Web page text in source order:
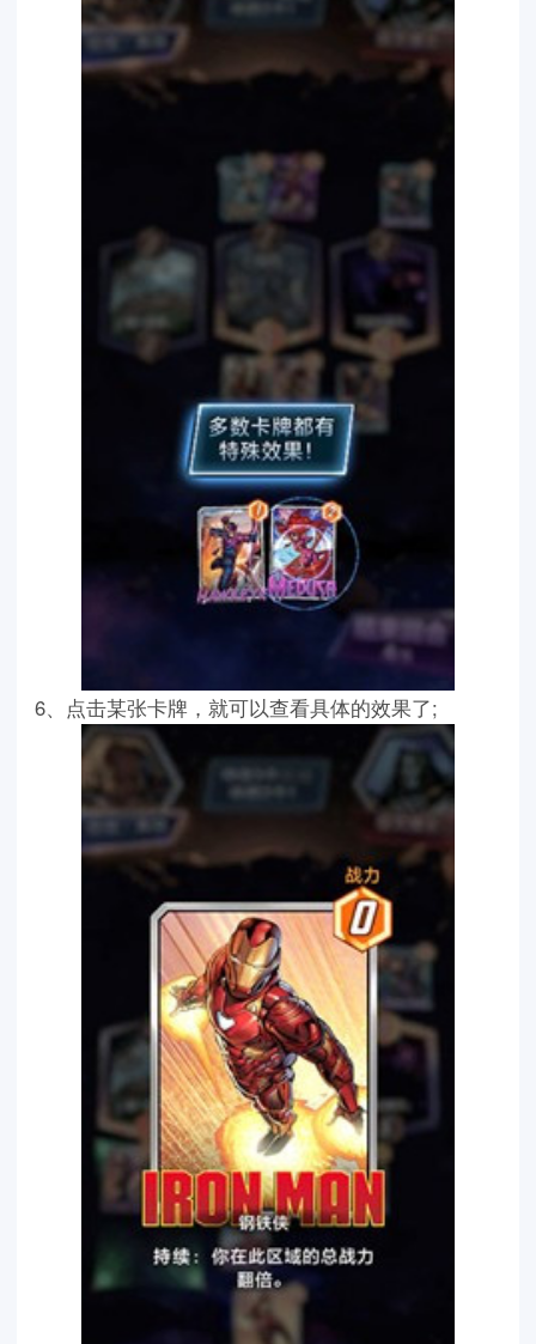
6、点击某张卡牌，就可以查看具体的效果了;